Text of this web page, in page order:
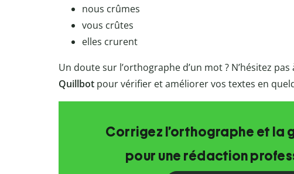
nous crûmes
vous crûtes
elles crurent
Un doute sur l’orthographe d’un mot ? N’hésitez
Quillbotpour vérifier et améliorer vos textes en
Corrigez l’orthographe et la
pour une rédaction